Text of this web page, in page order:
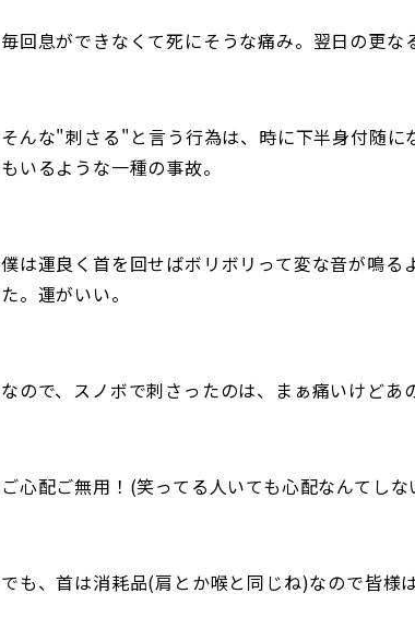
毎回息ができなくて死にそうな痛み。翌日の更な
そんな"刺さる"と言う行為は、時に下半身付随に
もいるような一種の事故。
僕は運良く首を回せばボリボリって変な音が鳴る
た。運がいい。
なので、スノボで刺さったのは、まぁ痛いけどあ
ご心配ご無用！(笑ってる人いても心配なんてし
でも、首は消耗品(肩とか喉と同じね)なので皆様